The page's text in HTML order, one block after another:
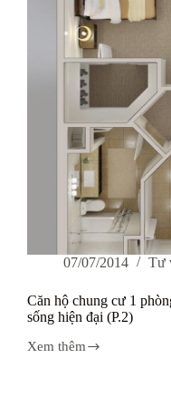
07/07/2014 Tư
Căn hộ chung cư 1
sống hiện đại (P.2)
Xem thêm
Căn